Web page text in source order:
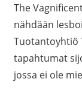
The
nähdään
Tuotantoyhtiö
tapahtumat
jossa ei ole